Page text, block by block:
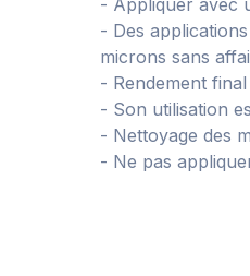
- Appliquer avec
- Des
microns sans
- Rendement
- Son utilisation
- Nettoyage des
- Ne pas